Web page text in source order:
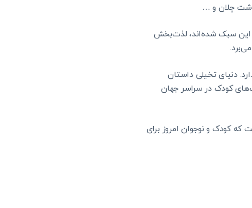
چلان و …
این سبک شده‌اند، لذت‌بخش
دنیای تخیلی داستان
کودک در سراسر جهان
کودک و نوجوان امروز برای